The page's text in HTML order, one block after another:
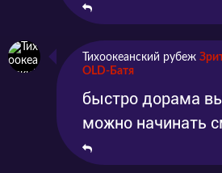
Тихоокеанский рубеж
OLD-Батя
быстро дорама
можно начинать